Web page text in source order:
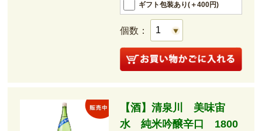
ギフト包装あり(＋400円)
個数：
【酒】清泉川 美味宙
水 純米吟醸辛口 1800